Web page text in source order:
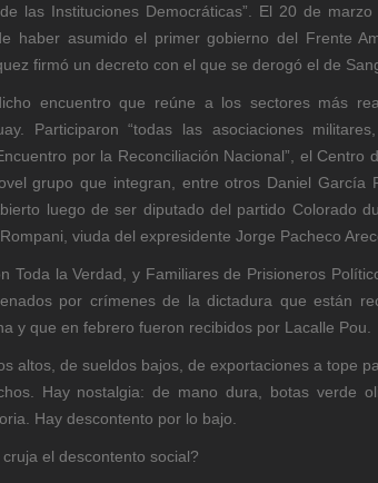
las Instituciones Democráticas”. El 20 de
haber asumido el primer gobierno del Frente
firmó un decreto con el que se derogó el de
encuentro que reúne a los sectores más
Participaron “todas las asociaciones
por la Reconciliación Nacional”, el Centro
grupo que integran, entre otros Daniel García
luego de ser diputado del partido Colorado
viuda del expresidente Jorge Pacheco
Toda la Verdad, y Familiares de Prisioneros
por crímenes de la dictadura que están
y que en febrero fueron recibidos por Lacalle Pou.
altos, de sueldos bajos, de exportaciones a tope
Hay nostalgia: de mano dura, botas verde
Hay descontento por lo bajo.
el descontento social?